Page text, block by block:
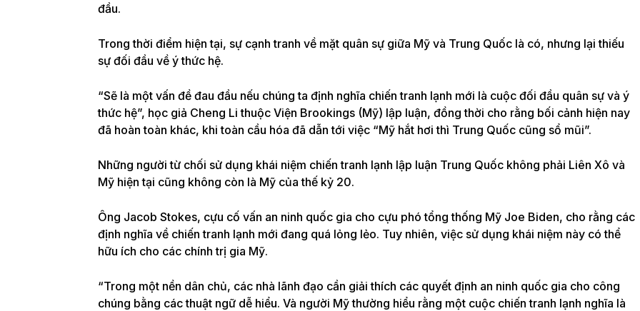
đầu.
Trong thời điểm hiện tại, sự cạnh tranh về mặt quân sự giữa Mỹ và Trung Quốc là có, nhưng lại thiếu
sự đối đầu về ý thức hệ.
“Sẽ là một vấn đề đau đầu nếu chúng ta định nghĩa chiến tranh lạnh mới là cuộc đối đầu quân sự và ý
thức hệ”, học giả Cheng Li thuộc Viện Brookings (Mỹ) lập luận, đồng thời cho rằng bối cảnh hiện nay
đã hoàn toàn khác, khi toàn cầu hóa đã dẫn tới việc “Mỹ hắt hơi thì Trung Quốc cũng sổ mũi”.
Những người từ chối sử dụng khái niệm chiến tranh lạnh lập luận Trung Quốc không phải Liên Xô và
Mỹ hiện tại cũng không còn là Mỹ của thế kỷ 20.
Ông Jacob Stokes, cựu cố vấn an ninh quốc gia cho cựu phó tổng thống Mỹ Joe Biden, cho rằng các
định nghĩa về chiến tranh lạnh mới đang quá lỏng lẻo. Tuy nhiên, việc sử dụng khái niệm này có thể
hữu ích cho các chính trị gia Mỹ.
“Trong một nền dân chủ, các nhà lãnh đạo cần giải thích các quyết định an ninh quốc gia cho công
chúng bằng các thuật ngữ dễ hiểu. Và người Mỹ thường hiểu rằng một cuộc chiến tranh lạnh nghĩa là